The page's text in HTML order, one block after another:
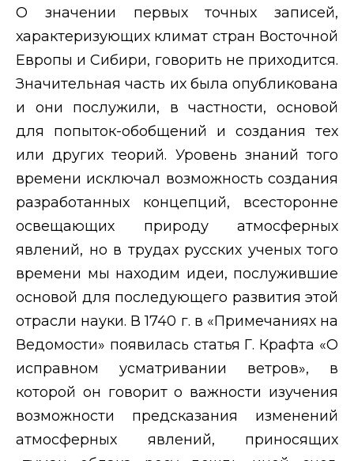
О значении первых точных записей,
характеризующих климат стран Восточной
Европы и Сибири, говорить не приходится.
Значительная часть их была опубликована
и они послужили, в частности, основой
для попыток-обобщений и создания тех
или других теорий. Уровень знаний того
времени исключал возможность создания
разработанных концепций, всесторонне
освещающих природу атмосферных
явлений, но в трудах русских ученых того
времени мы находим идеи, послужившие
основой для последующего развития этой
отрасли науки. В 1740 г. в «Примечаниях на
Ведомости» появилась статья Г. Крафта «О
исправном усматривании ветров», в
которой он говорит о важности изучения
возможности предсказания изменений
атмосферных явлений, приносящих